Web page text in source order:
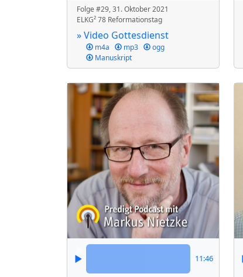
Folge #29, 31. Oktober 2021
ELKG² 78 Reformationstag
» Video Gottesdienst
m4a mp3
ogg
Manuskript
11:46